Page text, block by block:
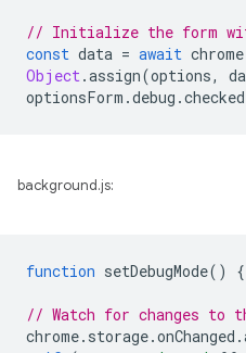
// Initialize the form
const data = await chrome
Object.assign(options,
optionsForm .debug .checked
background.js:
function setDebugMode() {
// Watch for changes to
chrome. storage.onChanged .